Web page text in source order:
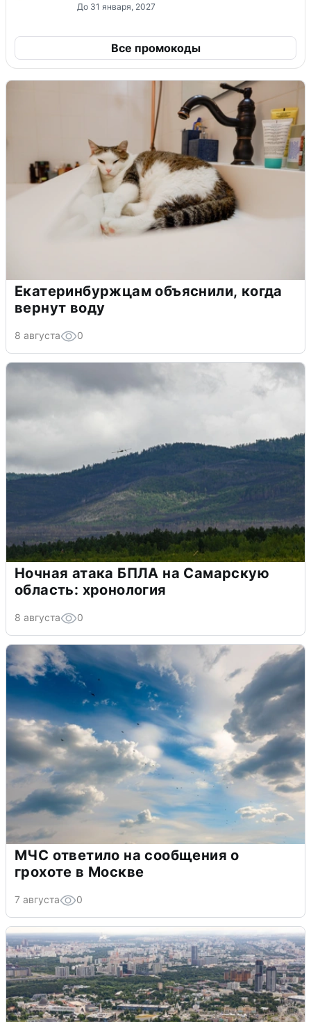
До 31 января, 2027
Все промокоды
Екатеринбуржцам объяснили, когда
вернут воду
8 августа 0
Ночная атака БПЛА на Самарскую
область: хронология
8 августа 0
МЧС ответило на сообщения о
грохоте в Москве
7 августа 0